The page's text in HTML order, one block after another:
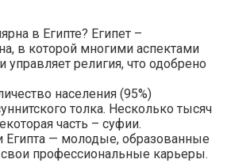
в Египте? Египет –
в которой многими аспектами
религия, что одобрено
населения (95%)
толка. Несколько тысяч
часть – суфии.
— молодые, образованные
профессиональные карьеры.